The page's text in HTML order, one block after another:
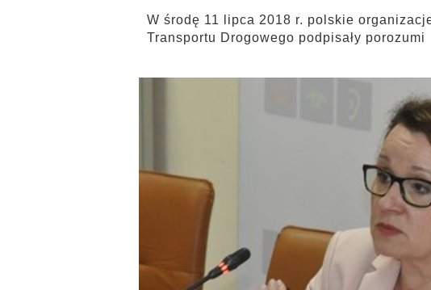
W środę 11 lipca 2018 r. polskie
Transportu Drogowego podpisały porozumi